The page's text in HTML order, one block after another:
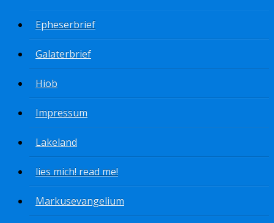
Epheserbrief
Galaterbrief
Hiob
Impressum
Lakeland
lies mich! read me!
Markusevangelium